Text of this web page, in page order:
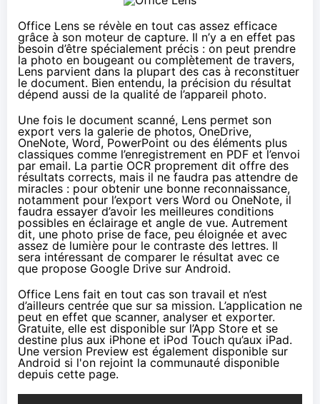
Office Lens se révèle en tout cas assez efficace
grâce à son moteur de capture. Il n’y a en effet pas
besoin d’être spécialement précis : on peut prendre
la photo en bougeant ou complètement de travers,
Lens parvient dans la plupart des cas à reconstituer
le document. Bien entendu, la précision du résultat
dépend aussi de la qualité de l’appareil photo.
Une fois le document scanné, Lens permet son
export vers la galerie de photos, OneDrive,
OneNote, Word, PowerPoint ou des éléments plus
classiques comme l’enregistrement en PDF et l’envoi
par email. La partie OCR proprement dit offre des
résultats corrects, mais il ne faudra pas attendre de
miracles : pour obtenir une bonne reconnaissance,
notamment pour l’export vers Word ou OneNote, il
faudra essayer d’avoir les meilleures conditions
possibles en éclairage et angle de vue. Autrement
dit, une photo prise de face, peu éloignée et avec
assez de lumière pour le contraste des lettres. Il
sera intéressant de comparer le résultat avec ce
que propose Google Drive sur Android.
Office Lens fait en tout cas son travail et n’est
d’ailleurs centrée que sur sa mission. L’application ne
peut en effet que scanner, analyser et exporter.
Gratuite, elle est disponible sur l’App Store et se
destine plus aux iPhone et iPod Touch qu’aux iPad.
Une version Preview est également disponible sur
Android si l'on rejoint la communauté disponible
depuis cette page.